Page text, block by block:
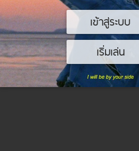
เข้าสู่ระบบ
เริ่มเล่น